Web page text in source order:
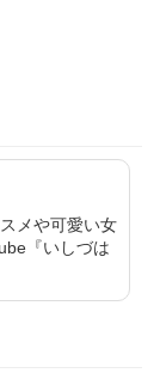
メや可愛い女
『いしづは